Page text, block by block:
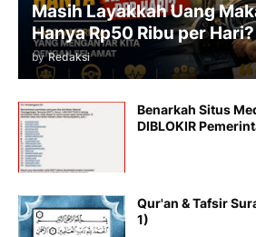
Masih Layakkah Uang
Hanya Rp50 Ribu per Hari?
by Redaksi
Benarkah Situs
DIBLOKIR
Qur'an & Tafsir
1)